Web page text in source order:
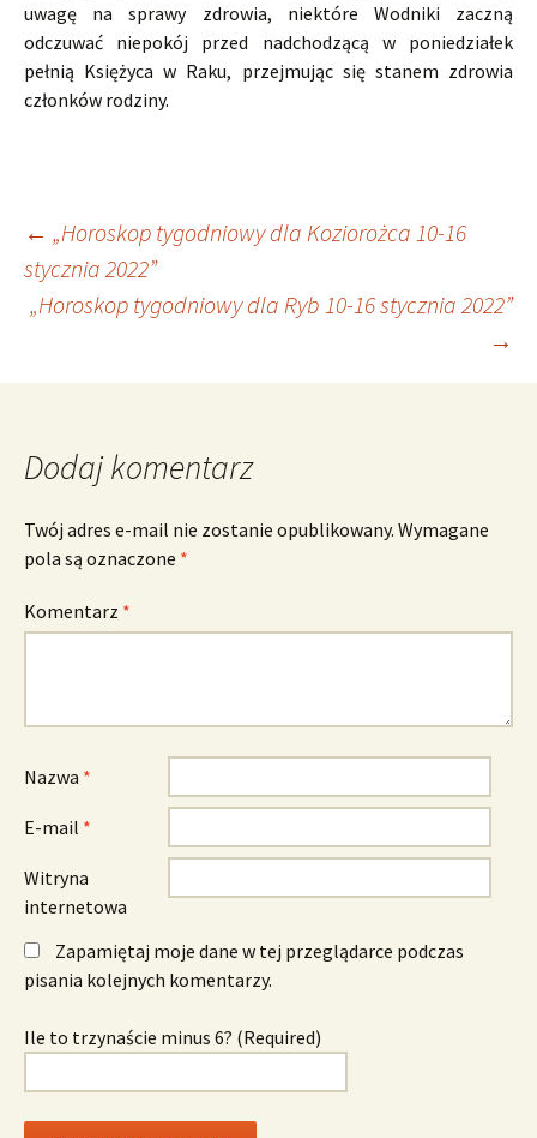
uwagę na sprawy zdrowia, niektóre Wodniki zaczną
odczuwać niepokój przed nadchodzącą w poniedziałek
pełnią Księżyca w Raku, przejmując się stanem zdrowia
członków rodziny.
Nawigacja
wpisu
← „Horoskop tygodniowy dla Koziorożca 10-16
stycznia 2022”
„Horoskop tygodniowy dla Ryb 10-16 stycznia 2022”
→
Dodaj komentarz
Twój adres e-mail nie zostanie opublikowany. Wymagane
pola są oznaczone *
Komentarz *
Nazwa *
E-mail *
Witryna
internetowa
Zapamiętaj moje dane w tej przeglądarce podczas
pisania kolejnych komentarzy.
Ile to trzynaście minus 6? (Required)